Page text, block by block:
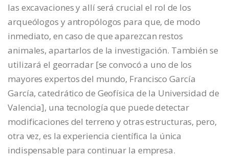
las excavaciones y allí será crucial el rol de los
arqueólogos y antropólogos para que, de modo
inmediato, en caso de que aparezcan restos
animales, apartarlos de la investigación. También se
utilizará el georradar [se convocó a uno de los
mayores expertos del mundo, Francisco García
García, catedrático de Geofísica de la Universidad de
Valencia], una tecnología que puede detectar
modificaciones del terreno y otras estructuras, pero,
otra vez, es la experiencia científica la única
indispensable para continuar la empresa.